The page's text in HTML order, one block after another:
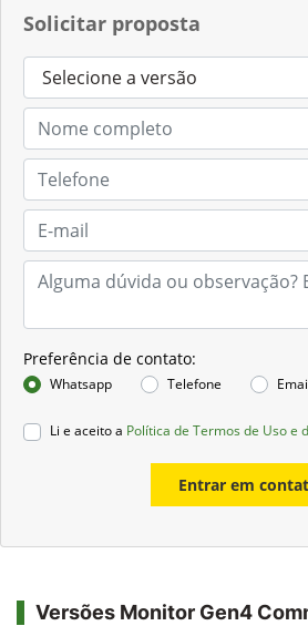
Solicitar proposta
Preferência de contato:
Whatsapp Telefone
Li e aceito a Política de Termos de Uso e
Entrar em
Versões Monitor Gen4